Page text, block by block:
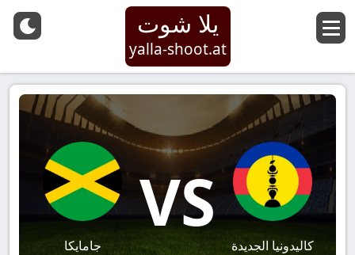
يلا شوت
yalla-shoot.at
كاليدونيا الجديدة
VS
جامايكا